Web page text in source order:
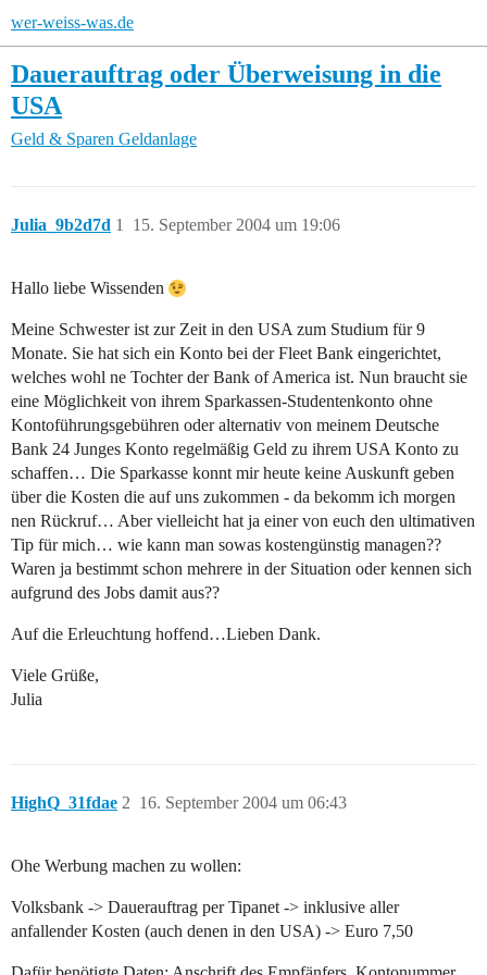
wer-weiss-was.de
Dauerauftrag oder Überweisung in die
USA
Geld & Sparen Geldanlage
Julia_9b2d7d 15. September 2004 um 19:06
1
Hallo liebe Wissenden
Meine Schwester ist zur Zeit in den USA zum Studium für 9
Monate. Sie hat sich ein Konto bei der Fleet Bank eingerichtet,
welches wohl ne Tochter der Bank of America ist. Nun braucht sie
eine Möglichkeit von ihrem Sparkassen-Studentenkonto ohne
Kontoführungsgebühren oder alternativ von meinem Deutsche
Bank 24 Junges Konto regelmäßig Geld zu ihrem USA Konto zu
schaffen… Die Sparkasse konnt mir heute keine Auskunft geben
über die Kosten die auf uns zukommen - da bekomm ich morgen
nen Rückruf… Aber vielleicht hat ja einer von euch den ultimativen
Tip für mich… wie kann man sowas kostengünstig managen??
Waren ja bestimmt schon mehrere in der Situation oder kennen sich
aufgrund des Jobs damit aus??
Auf die Erleuchtung hoffend…Lieben Dank.
Viele Grüße,
Julia
HighQ_31fdae 16. September 2004 um 06:43
2
Ohe Werbung machen zu wollen:
Volksbank -> Dauerauftrag per Tipanet -> inklusive aller
anfallender Kosten (auch denen in den USA) -> Euro 7,50